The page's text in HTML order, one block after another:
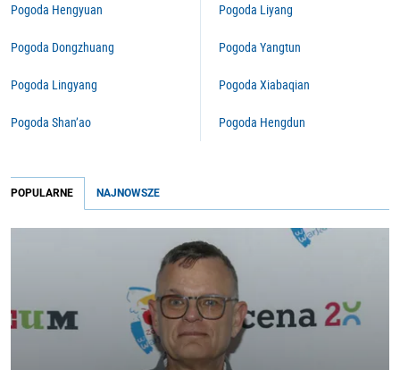
Pogoda Hengyuan
Pogoda Dongzhuang
Pogoda Lingyang
Pogoda Shan’ao
Pogoda Liyang
Pogoda Yangtun
Pogoda Xiabaqian
Pogoda Hengdun
POPULARNE NAJNOWSZE